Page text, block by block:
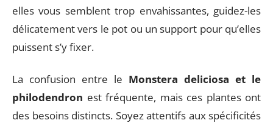
elles vous semblent trop envahissantes, guidez-les
délicatement vers le pot ou un support pour qu’elles
puissent s’y fixer.
La confusion entre le Monstera deliciosa et le
philodendron est fréquente, mais ces plantes ont
des besoins distincts. Soyez attentifs aux spécificités